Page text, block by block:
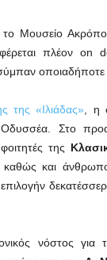
Μουσείο
πλέον on
οποιαδήποτε
της «Ιλιάδας» , η
Στο
της
και
νόστος για